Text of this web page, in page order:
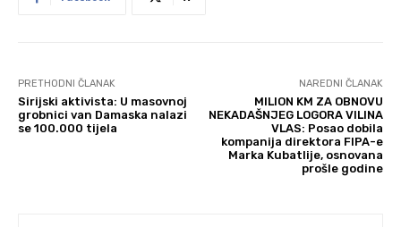
PRETHODNI ČLANAK
Sirijski aktivista: U masovnoj
grobnici van Damaska nalazi
se 100.000 tijela
NAREDNI ČLANAK
MILION KM ZA OBNOVU
NEKADAŠNJEG LOGORA VILINA
VLAS: Posao dobila
kompanija direktora FIPA-e
Marka Kubatlije, osnovana
prošle godine